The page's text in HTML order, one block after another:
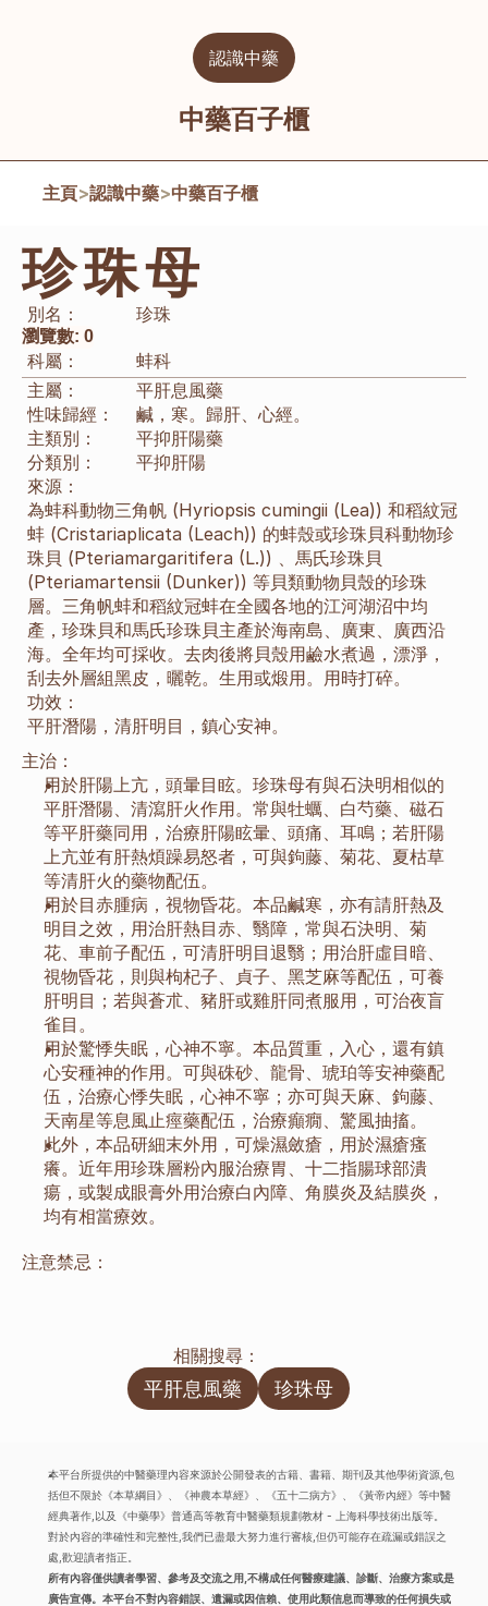
認識中藥
中藥百子櫃
主頁>認識中藥>中藥百子櫃
珍珠母
別名： 珍珠
瀏覽數: 0
科屬：
蚌科
主屬：
平肝息風藥
性味歸經：
鹹，寒。歸肝、心經。
主類別：
平抑肝陽藥
分類別：
平抑肝陽
來源：
為蚌科動物三角帆 (Hyriopsis cumingii (Lea)) 和稻紋冠
蚌 (Cristariaplicata (Leach)) 的蚌殼或珍珠貝科動物珍
珠貝 (Pteriamargaritifera (L.)) 、馬氏珍珠貝
(Pteriamartensii (Dunker)) 等貝類動物貝殼的珍珠
層。三角帆蚌和稻紋冠蚌在全國各地的江河湖沼中均
產，珍珠貝和馬氏珍珠貝主產於海南島、廣東、廣西沿
海。全年均可採收。去肉後將貝殼用鹼水煮過，漂淨，
刮去外層組黑皮，曬乾。生用或煅用。用時打碎。
功效：
平肝潛陽，清肝明目，鎮心安神。
主治：
用於肝陽上亢，頭暈目眩。珍珠母有與石決明相似的
平肝潛陽、清瀉肝火作用。常與牡蠣、白芍藥、磁石
等平肝藥同用，治療肝陽眩暈、頭痛、耳鳴；若肝陽
上亢並有肝熱煩躁易怒者，可與鉤藤、菊花、夏枯草
等清肝火的藥物配伍。
用於目赤腫病，視物昏花。本品鹹寒，亦有請肝熱及
明目之效，用治肝熱目赤、翳障，常與石決明、菊
花、車前子配伍，可清肝明目退翳；用治肝虛目暗、
視物昏花，則與枸杞子、貞子、黑芝麻等配伍，可養
肝明目；若與蒼朮、豬肝或雞肝同煮服用，可治夜盲
雀目。
用於驚悸失眠，心神不寧。本品質重，入心，還有鎮
心安種神的作用。可與硃砂、龍骨、琥珀等安神藥配
伍，治療心悸失眠，心神不寧；亦可與天麻、鉤藤、
天南星等息風止痙藥配伍，治療癲癇、驚風抽搐。
此外，本品研細末外用，可燥濕斂瘡，用於濕瘡瘙
癢。近年用珍珠層粉內服治療胃、十二指腸球部潰
瘍，或製成眼膏外用治療白內障、角膜炎及結膜炎，
均有相當療效。
注意禁忌：
相關搜尋：
平肝息風藥 珍珠母
本平台所提供的中醫藥理內容來源於公開發表的古籍、書籍、期刊及其他學術資源,包
括但不限於《本草綱目》、《神農本草經》、《五十二病方》、《黃帝內經》等中醫
經典著作,以及《中藥學》普通高等教育中醫藥類規劃教材 - 上海科學技術出版等。
對於內容的準確性和完整性,我們已盡最大努力進行審核,但仍可能存在疏漏或錯誤之
處,歡迎讀者指正。
所有內容僅供讀者學習、參考及交流之用,不構成任何醫療建議、診斷、治療方案或是
廣告宣傳。本平台不對內容錯誤、遺漏或因信賴、使用此類信息而導致的任何損失或